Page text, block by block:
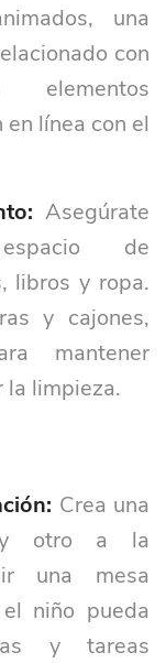
una
con
elementos
línea con el
Asegúrate
de
libros y ropa.
y cajones,
mantener
la limpieza.
Crea una
y otro a la
una mesa
niño pueda
y tareas